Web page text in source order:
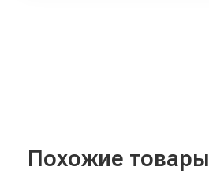
Похожие товары